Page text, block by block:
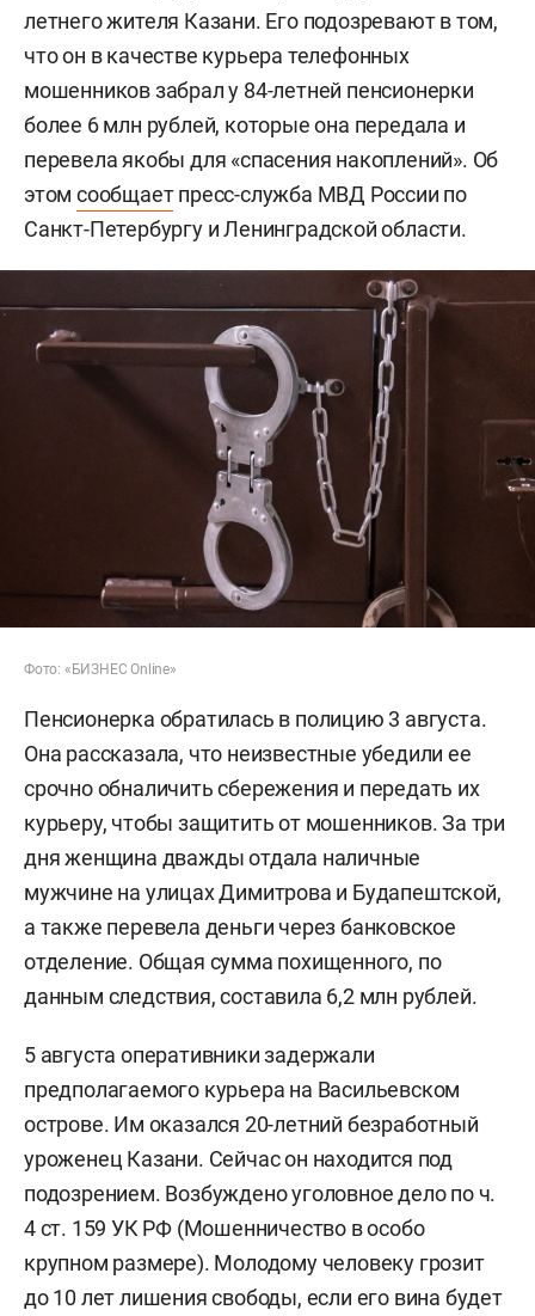
летнего жителя Казани. Его подозревают в том,
что он в качестве курьера телефонных
мошенников забрал у 84-летней пенсионерки
более 6 млн рублей, которые она передала и
перевела якобы для «спасения накоплений». Об
этом сообщаетпресс-служба МВД России по
Санкт-Петербургу и Ленинградской области.
Фото: «БИЗНЕС Online»
Пенсионерка обратилась в полицию 3 августа.
Она рассказала, что неизвестные убедили ее
срочно обналичить сбережения и передать их
курьеру, чтобы защитить от мошенников. За три
дня женщина дважды отдала наличные
мужчине на улицах Димитрова и Будапештской,
а также перевела деньги через банковское
отделение. Общая сумма похищенного, по
данным следствия, составила 6,2 млн рублей.
5 августа оперативники задержали
предполагаемого курьера на Васильевском
острове. Им оказался 20-летний безработный
уроженец Казани. Сейчас он находится под
подозрением. Возбуждено уголовное дело по ч.
4 ст. 159 УК РФ (Мошенничество в особо
крупном размере). Молодому человеку грозит
до 10 лет лишения свободы, если его вина будет